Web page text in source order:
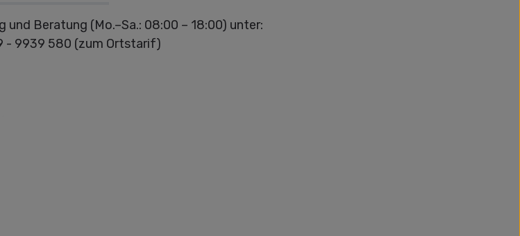
Beratung (Mo.–Sa.: 08:00 – 18:00) unter:
- 9939 580 (zum Ortstarif)